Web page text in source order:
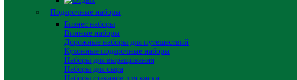
Подарочные наборы
Бизнес наборы
Винные наборы
Дорожные наборы для путешествий
Кухонные подарочные наборы
Наборы для выращивания
Наборы для сыра
Наборы стаканов для виски